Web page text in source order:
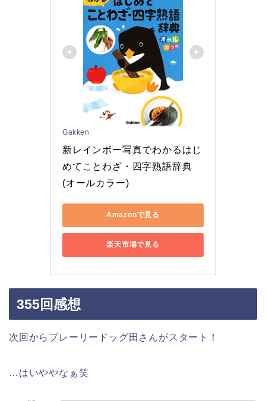
Gakken
新レインボー写真でわかるはじ
めてことわざ・四字熟語辞典
(オールカラー)
Amazonで見る
楽天市場で見る
355回感想
次回からプレーリードッグ田さんがスタート！
…はいややなぁ笑